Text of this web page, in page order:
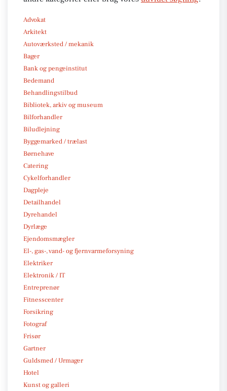
Advokat
Arkitekt
Autoværksted / mekanik
Bager
Bank og pengeinstitut
Bedemand
Behandlingstilbud
Bibliotek, arkiv og museum
Bilforhandler
Biludlejning
Byggemarked / trælast
Børnehave
Catering
Cykelforhandler
Dagpleje
Detailhandel
Dyrehandel
Dyrlæge
Ejendomsmægler
El-, gas-, vand- og fjernvarmeforsyning
Elektriker
Elektronik / IT
Entreprenør
Fitnesscenter
Forsikring
Fotograf
Frisør
Gartner
Guldsmed / Urmager
Hotel
Kunst og galleri